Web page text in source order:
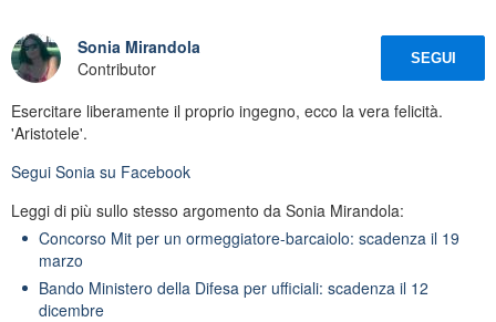
Sonia Mirandola
Contributor
SEGUI
Esercitare liberamente il proprio ingegno, ecco la vera felicità.
'Aristotele'.
Segui Sonia su Facebook
Leggi di più sullo stesso argomento da Sonia Mirandola:
Concorso Mit per un ormeggiatore-barcaiolo: scadenza il 19
marzo
Bando Ministero della Difesa per ufficiali: scadenza il 12
dicembre